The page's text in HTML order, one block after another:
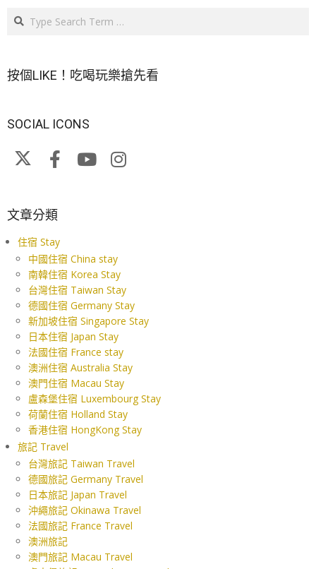
Search
按個LIKE！吃喝玩樂搶先看
SOCIAL ICONS
文章分類
住宿 Stay
中國住宿 China stay
南韓住宿 Korea Stay
台灣住宿 Taiwan Stay
德國住宿 Germany Stay
新加坡住宿 Singapore Stay
日本住宿 Japan Stay
法國住宿 France stay
澳洲住宿 Australia Stay
澳門住宿 Macau Stay
盧森堡住宿 Luxembourg Stay
荷蘭住宿 Holland Stay
香港住宿 HongKong Stay
旅記 Travel
台灣旅記 Taiwan Travel
德國旅記 Germany Travel
日本旅記 Japan Travel
沖繩旅記 Okinawa Travel
法國旅記 France Travel
澳洲旅記
澳門旅記 Macau Travel